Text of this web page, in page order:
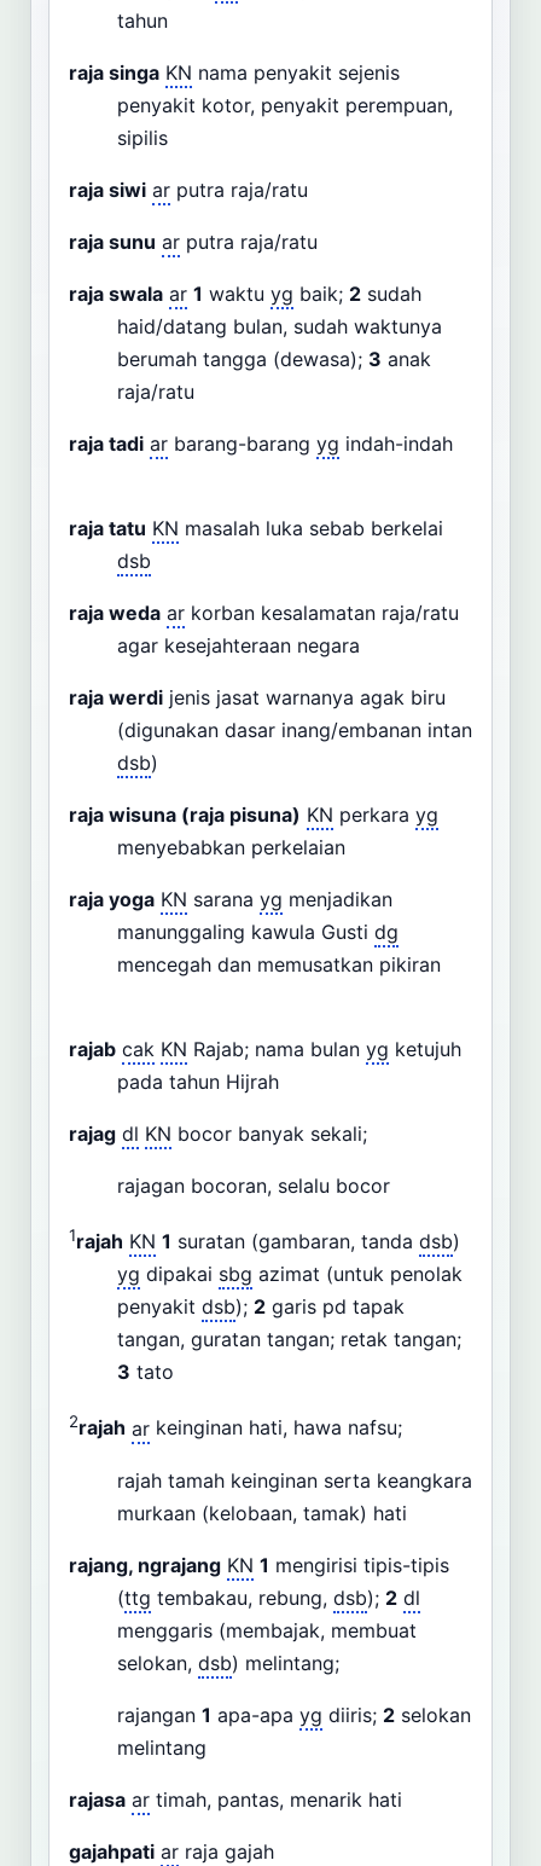
tahun
raja singa KN nama penyakit sejenis
penyakit kotor, penyakit perempuan,
sipilis
raja siwi ar putra raja/ratu
raja sunu ar putra raja/ratu
raja swala ar 1 waktu yg baik; 2 sudah
haid/datang bulan, sudah waktunya
berumah tangga (dewasa); 3 anak
raja/ratu
raja tadi ar barang-barang yg indah-indah
raja tatu KN masalah luka sebab berkelai
dsb
raja weda ar korban kesalamatan raja/ratu
agar kesejahteraan negara
raja werdi jenis jasat warnanya agak biru
(digunakan dasar inang/embanan intan
dsb)
raja wisuna (raja pisuna) KN perkara yg
menyebabkan perkelaian
raja yoga KN sarana yg menjadikan
manunggaling kawula Gusti dg
mencegah dan memusatkan pikiran
rajab cak KN Rajab; nama bulan yg ketujuh
pada tahun Hijrah
rajag dl KN bocor banyak sekali;
rajagan bocoran, selalu bocor
1rajah KN 1 suratan (gambaran, tanda dsb)
yg dipakai sbg azimat (untuk penolak
penyakit dsb); 2 garis pd tapak
tangan, guratan tangan; retak tangan;
3 tato
2rajah ar keinginan hati, hawa nafsu;
rajah tamah keinginan serta keangkara
murkaan (kelobaan, tamak) hati
rajang, ngrajang KN 1 mengirisi tipis-tipis
(ttg tembakau, rebung, dsb); 2 dl
menggaris (membajak, membuat
selokan, dsb) melintang;
rajangan 1 apa-apa yg diiris; 2 selokan
melintang
rajasa ar timah, pantas, menarik hati
gajahpati ar raja gajah